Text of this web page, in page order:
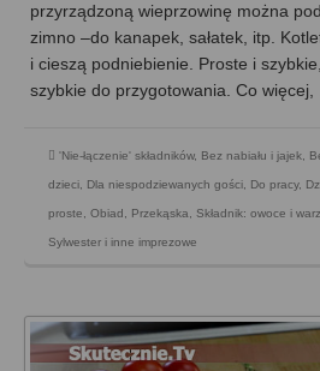
przyrządzoną wieprzowinę można
zimno –do kanapek, sałatek, itp.
i cieszą podniebienie. Proste i
szybkie do przygotowania. Co
'Nie-łączenie' składników, Bez nabiału i jajek,
dzieci, Dla niespodziewanych gości, Do pracy,
proste, Obiad, Przekąska, Składnik: owoce i
Sylwester i inne imprezowe